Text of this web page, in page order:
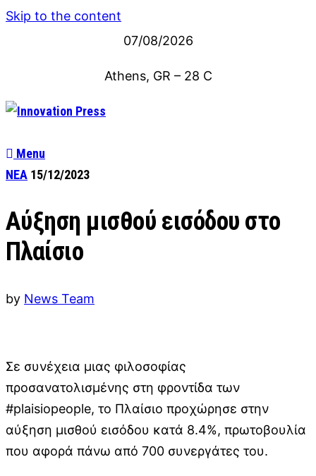
Skip to the content
07/08/2026
Athens, GR – 28 C
Menu
ΝΕΑ 15/12/2023
Αύξηση μισθού εισόδου στο
Πλαίσιο
by News Team
Σε συνέχεια μιας φιλοσοφίας
προσανατολισμένης στη φροντίδα των
#plaisiopeople, το Πλαίσιο προχώρησε στην
αύξηση μισθού εισόδου κατά 8.4%, πρωτοβουλία
που αφορά πάνω από 700 συνεργάτες του.